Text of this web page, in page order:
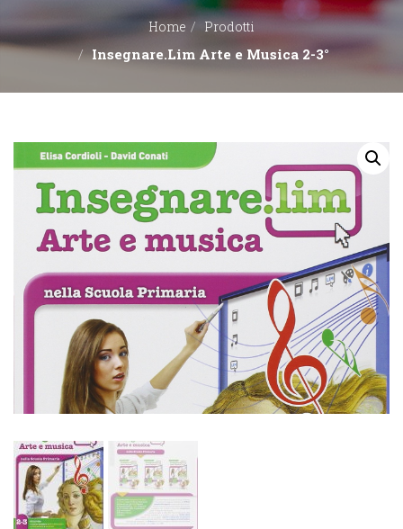
EDITORI
CONTATTACI
LIBRERIE
Home Prodotti
Insegnare.Lim Arte e Musica 2-3°